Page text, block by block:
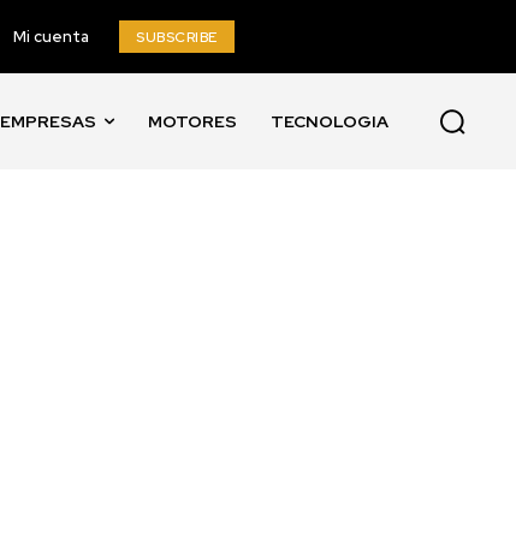
Mi cuenta SUBSCRIBE
EMPRESAS MOTORES TECNOLOGIA